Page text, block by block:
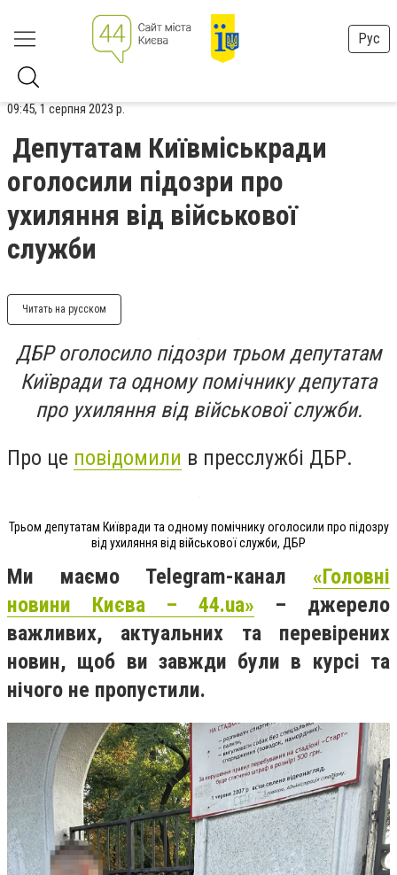
Рус
09:45, 1 серпня 2023 р.
Депутатам Київміськради
оголосили підозри про
ухиляння від військової
служби
Читать на русском
ДБР оголосило підозри трьом депутатам
Київради та одному помічнику депутата
про ухиляння від військової служби.
Про це повідомили в пресслужбі ДБР.
Трьом депутатам Київради та одному помічнику оголосили про підозру
від ухиляння від військової служби, ДБР
Ми маємо Telegram-канал «Головні
новини Києва – 44.ua» – джерело
важливих, актуальних та перевірених
новин, щоб ви завжди були в курсі та
нічого не пропустили.